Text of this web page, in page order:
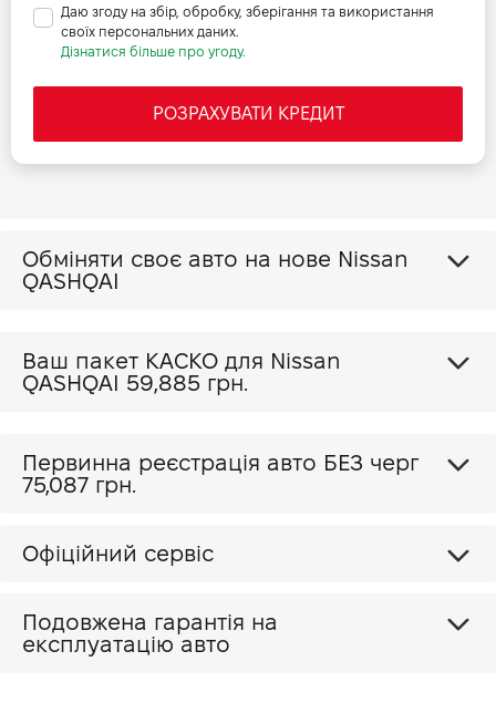
Даю згоду на збір, обробку, зберігання та використання
своїх персональних даних.
Дізнатися більше про угоду.
РОЗРАХУВАТИ КРЕДИТ
Обміняти своє авто на нове Nissan
QASHQAI
Ваш пакет КАСКО для Nissan
QASHQAI 59,885 грн.
Первинна реєстрація авто БЕЗ черг
75,087 грн.
Офіційний сервіс
Подовжена гарантія на
експлуатацію авто